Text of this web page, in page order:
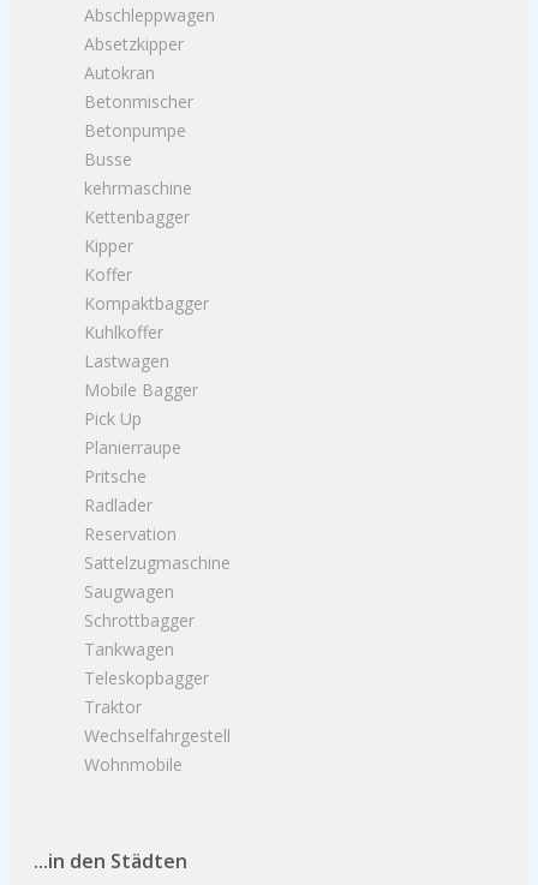
Abschleppwagen
Absetzkipper
Autokran
Betonmischer
Betonpumpe
Busse
kehrmaschine
Kettenbagger
Kipper
Koffer
Kompaktbagger
Kuhlkoffer
Lastwagen
Mobile Bagger
Pick Up
Planierraupe
Pritsche
Radlader
Reservation
Sattelzugmaschine
Saugwagen
Schrottbagger
Tankwagen
Teleskopbagger
Traktor
Wechselfahrgestell
Wohnmobile
...in den Städten